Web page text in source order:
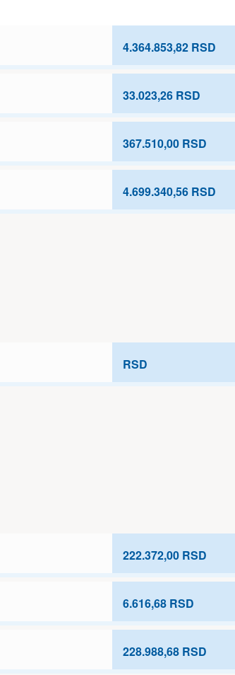
4.364.853,82 RSD
33.023,26 RSD
367.510,00 RSD
4.699.340,56 RSD
RSD
222.372,00 RSD
6.616,68 RSD
228.988,68 RSD